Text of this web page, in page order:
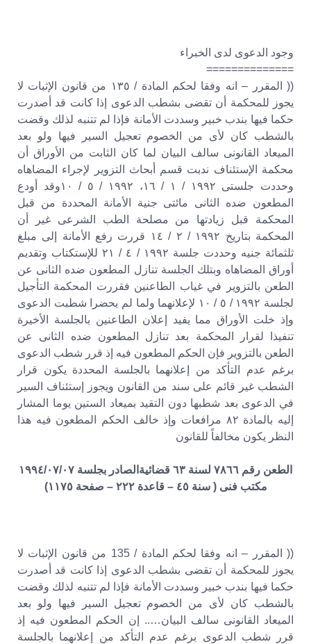
وجود الدعوى لدى الخبراء
==============
(( المقرر – انه وفقا لحكم المادة / ١٣٥ من قانون الإثبات لا
يجوز للمحكمة أن تقضى بشطب الدعوى إذا كانت قد أصدرت
حكما فيها بندب خبير وسددت الأمانة فإذا لم تتنبه لذلك وقضت
بالشطب كان لأى من الخصوم تعجيل السير فيها ولو بعد
الميعاد القانونى سالف البيان لما كان الثابت من الأوراق أن
محكمة الإستئناف ندبت قسم أبحاث التزوير لإجراء المضاهاه
وحددت جلستى ١٩٩٢ / ١ / ١٦، ١٩٩٢ / ٥ / ١٠وقد أودع
المطعون ضده الثانى مائتى جنية الأمانة المحددة من قبل
المحكمة قبل زيادتها من مصلحة الطب الشرعى غير أن
المحكمة بتاريخ ١٩٩٢ / ٢ / ١٤ قررت رفع الأمانة إلى مبلغ
ثلثمائة جنيه وحددت جلسة ١٩٩٢ / ٤ / ٢١ للإستكتاب وتقديم
أوراق المضاهاه وبتلك الجلسة تنازل المطعون ضده الثانى عن
الطعن بالتزوير في غياب الطاعنين فقررت المحكمة التأجيل
لجلسة ١٩٩٢ / ٥ / ١٠ لإعلانهما ولما لم يحضرا شطبت الدعوى
وإذ خلت الأوراق مما يفيد إعلان الطاعنين بالجلسة الأخيرة
تنفيذا لقرار المحكمة بعد تنازل المطعون ضده الثانى عن
الطعن بالتزوير فإن الحكم المطعون فيه إذ قرر شطب الدعوى
برغم عدم التأكد من إعلانهما بالجلسة المحددة يكون قرار
الشطب غير قائم على سند من القانون ويجوز إستئناف السير
في الدعوى بعد شطبها دون التقيد بميعاد الستين يوما المشار
إليه بالمادة ٨٢ مرافعات وإذ خالف الحكم المطعون فيه هذا
النظر يكون مخالفاً للقانون
الطعن رقم ٧٨٦٦ لسنة ٦٣ قضائيةالصادر بجلسة ١٩٩٤/٠٧/٠٧
مكتب فنى ( سنة ٤٥ – قاعدة ٢٢٢ – صفحة ١١٧٥)
(( المقرر – انه وفقا لحكم المادة / 135 من قانون الإثبات لا
يجوز للمحكمة أن تقضى بشطب الدعوى إذا كانت قد أصدرت
حكما فيها بندب خبير وسددت الأمانة فإذا لم تتنبه لذلك وقضت
بالشطب كان لأى من الخصوم تعجيل السير فيها ولو بعد
الميعاد القانونى سالف البيان….. إن الحكم المطعون فيه إذ
قرر شطب الدعوى برغم عدم التأكد من إعلانهما بالجلسة